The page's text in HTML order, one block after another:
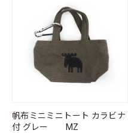
帆布ミニミニトート カラビナ
付 グレー MZ